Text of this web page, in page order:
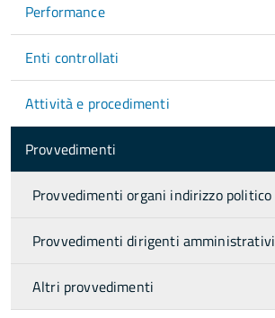
Performance
Enti controllati
Attività e procedimenti
Provvedimenti
Provvedimenti organi indirizzo politico
Provvedimenti dirigenti amministrativi
Altri provvedimenti